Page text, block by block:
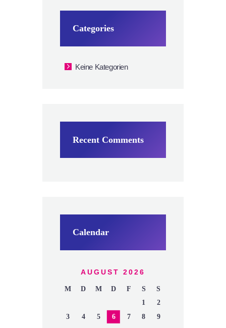
Categories
Keine Kategorien
Recent Comments
Calendar
AUGUST 2026
M D M D F S
S
1
2
3
4 5 6 7 8
9